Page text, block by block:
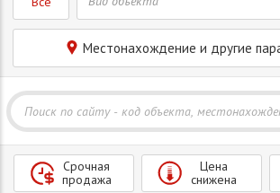
Местонахождение и другие
Срочная
продажа
Цена
снижена